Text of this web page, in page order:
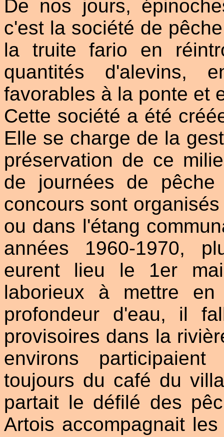
De nos jours,
c'est la société de
la truite fario en
quantités d'alevins,
favorables à la ponte et
Cette société a été
Elle se charge de la
préservation de ce
de journées de
concours sont
ou dans l'étang
années 1960-1970,
eurent lieu le 1er
laborieux à mettre
profondeur d'eau, il
provisoires dans la
environs
toujours du café du
partait le défilé des
Artois accompagnait